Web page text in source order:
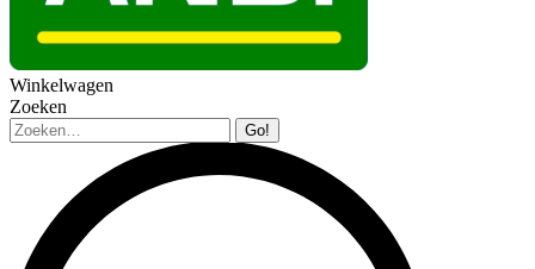
Winkelwagen
Zoeken
Zoeken: